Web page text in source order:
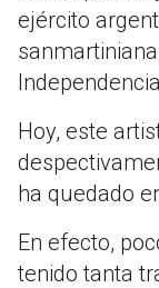
ejército
Hoy, este
ha quedado
En efecto,
tenido tanta